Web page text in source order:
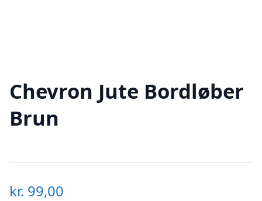
Chevron Jute Bordløber
Brun
kr. 99,00